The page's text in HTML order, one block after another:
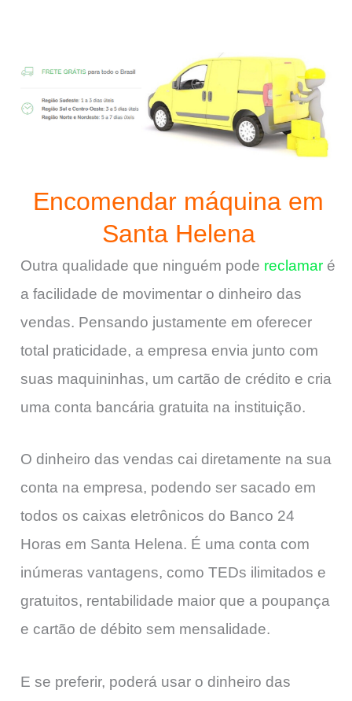
Encomendar máquina em
Santa Helena
Outra qualidade que ninguém pode reclamar é
a facilidade de movimentar o dinheiro das
vendas. Pensando justamente em oferecer
total praticidade, a empresa envia junto com
suas maquininhas, um cartão de crédito e cria
uma conta bancária gratuita na instituição.
O dinheiro das vendas cai diretamente na sua
conta na empresa, podendo ser sacado em
todos os caixas eletrônicos do Banco 24
Horas em Santa Helena. É uma conta com
inúmeras vantagens, como TEDs ilimitados e
gratuitos, rentabilidade maior que a poupança
e cartão de débito sem mensalidade.
E se preferir, poderá usar o dinheiro das